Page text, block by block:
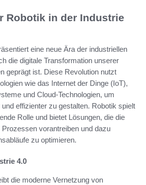
Robotik in der Industrie
eine neue Ära der industriellen
die digitale Transformation unserer
geprägt ist. Diese Revolution nutzt
wie das Internet der Dinge (IoT),
und Cloud-Technologien, um
effizienter zu gestalten. Robotik spielt
Rolle und bietet Lösungen, die die
vorantreiben und dazu
zu optimieren.
4.0
die moderne Vernetzung von